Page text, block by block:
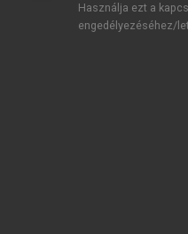
Használja ezt a
engedélyezéséhez/